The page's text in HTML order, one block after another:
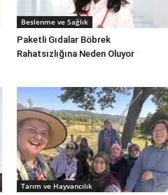
Beslenme ve Sağlık
Paketli Gıdalar Böbrek
Rahatsızlığına Neden Oluyor
Tarım ve Hayvancılık